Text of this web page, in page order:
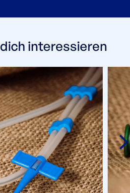
interessieren